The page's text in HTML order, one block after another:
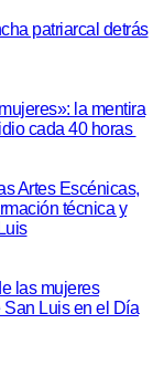
patriarcal detrás
la mentira
cada 40 horas
Artes Escénicas,
técnica y
las mujeres
Luis en el Día